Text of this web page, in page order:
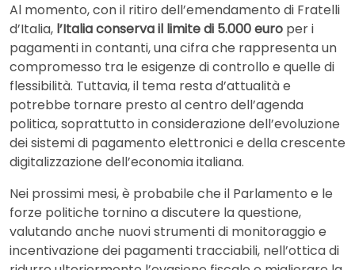
Al momento, con il ritiro dell’emendamento di Fratelli
d’Italia, l’Italia conserva il limite di 5.000 euro per i
pagamenti in contanti, una cifra che rappresenta un
compromesso tra le esigenze di controllo e quelle di
flessibilità. Tuttavia, il tema resta d’attualità e
potrebbe tornare presto al centro dell’agenda
politica, soprattutto in considerazione dell’evoluzione
dei sistemi di pagamento elettronici e della crescente
digitalizzazione dell’economia italiana.
Nei prossimi mesi, è probabile che il Parlamento e le
forze politiche tornino a discutere la questione,
valutando anche nuovi strumenti di monitoraggio e
incentivazione dei pagamenti tracciabili, nell’ottica di